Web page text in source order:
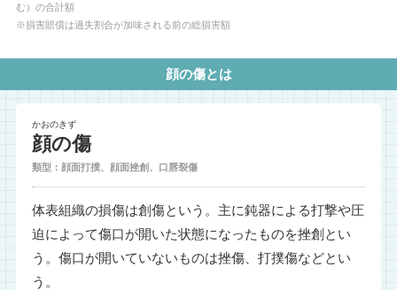
む）の合計額
※損害賠償は過失割合が加味される前の総損害額
顔の傷とは
かおのきず
顔の傷
類型：顔面打撲、顔面挫創、口唇裂傷
体表組織の損傷は創傷という。主に鈍器による打撃や圧
迫によって傷口が開いた状態になったものを挫創とい
う。傷口が開いていないものは挫傷、打撲傷などとい
う。